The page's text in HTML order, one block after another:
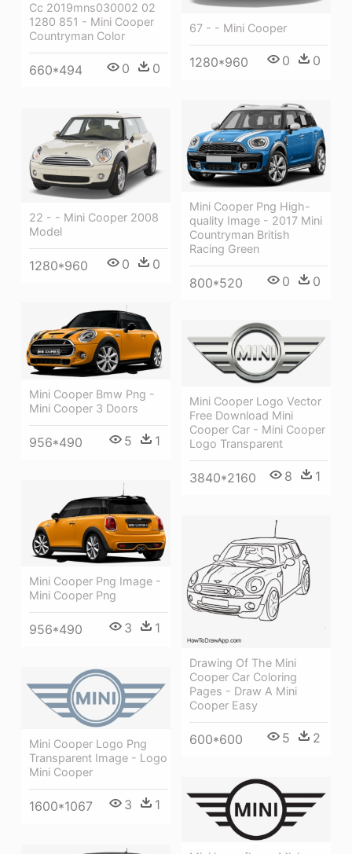
67 - - Mini Cooper
1280*960 0 0
Cc 2019mns030002 02
1280 851 - Mini Cooper
Countryman Color
660*494 0 0
Mini Cooper Png High-
quality Image - 2017 Mini
Countryman British
Racing Green
800*520 0 0
22 - - Mini Cooper 2008
Model
1280*960 0 0
Mini Cooper Bmw Png -
Mini Cooper 3 Doors
956*490 5 1
Mini Cooper Logo Vector
Free Download Mini
Cooper Car - Mini Cooper
Logo Transparent
3840*2160 8 1
Mini Cooper Png Image -
Mini Cooper Png
956*490 3 1
Drawing Of The Mini
Cooper Car Coloring
Pages - Draw A Mini
Cooper Easy
600*600 5 2
Mini Cooper Logo Png
Transparent Image - Logo
Mini Cooper
1600*1067 3 1